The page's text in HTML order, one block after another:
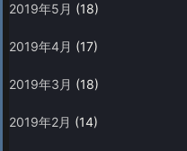
2019年5月 (18)
2019年4月 (17)
2019年3月 (18)
2019年2月 (14)